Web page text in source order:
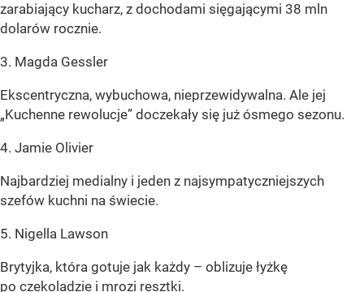
zarabiający kucharz, z dochodami sięgającymi 38 mln
dolarów rocznie.
3. Magda Gessler
Ekscentryczna, wybuchowa, nieprzewidywalna. Ale jej
„Kuchenne rewolucje” doczekały się już ósmego sezonu.
4. Jamie Olivier
Najbardziej medialny i jeden z najsympatyczniejszych
szefów kuchni na świecie.
5. Nigella Lawson
Brytyjka, która gotuje jak każdy – oblizuje łyżkę
po czekoladzie i mrozi resztki.